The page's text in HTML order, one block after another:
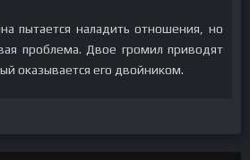
пытается наладить отношения, но
проблема. Двое громил приводят
оказывается его двойником.